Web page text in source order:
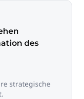
des
strategische